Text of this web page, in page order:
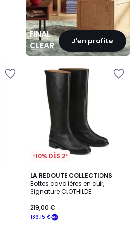
FINAL
CLEARANCEJ'en profite
-10% DÈS 2*
LA REDOUTE COLLECTIONS
Bottes cavalières en cuir,
Signature CLOTHILDE
186,15 €
219,00 €
4,5
/ 5